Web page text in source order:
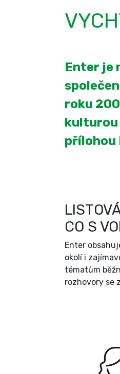
Enter je
roku
kulturou
přílohou
CO S
Enter
okolí i
tématům
rozhovory se